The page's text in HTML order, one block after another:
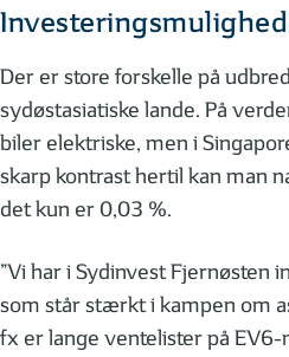
Der er store forskelle på
sydøstasiatiske lande. På
biler elektriske, men i
skarp kontrast hertil kan man
det kun er 0,03 %.
”Vi har i Sydinvest Fjernøsten
som står stærkt i kampen om
fx er lange ventelister på